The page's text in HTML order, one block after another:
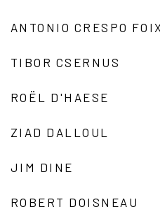
ANTONIO CRESPO
TIBOR CSERNUS
ROËL D'HAESE
ZIAD DALLOUL
JIM DINE
ROBERT DOISNEAU